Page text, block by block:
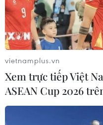
vietnamplus.vn
Xem trực tiếp Việt
ASEAN Cup 2026